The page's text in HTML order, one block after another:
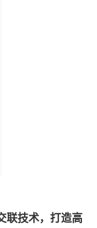
联技术，打造高